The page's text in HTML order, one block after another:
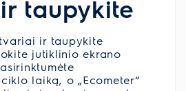
taupykite
ir taupykite
jutiklinio ekrano
laiką, o „Ecometer“